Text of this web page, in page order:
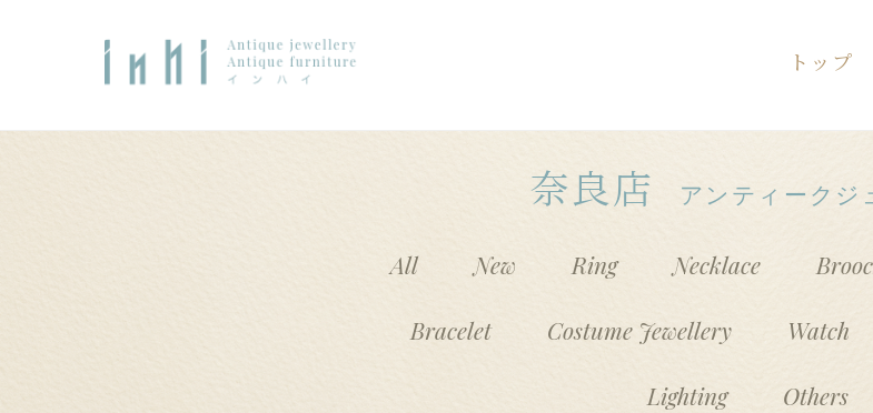
ナ
ビ
コ
ン
トップ
イトルなし)#111 (タイトルなし)Accessi n h i 奈良店へのお問い合わせinhi大和郡山店へのお問い
奈良店 アンティークジ
All New Ring Necklace
Bracelet Costume Jewellery Watch
Lighting Others